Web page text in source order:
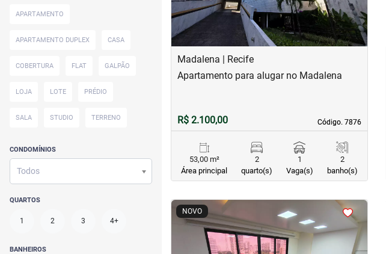
APARTAMENTO
APARTAMENTO DUPLEX CASA
COBERTURA FLAT GALPÃO
LOJA LOTE PRÉDIO
SALA STUDIO TERRENO
CONDOMÍNIOS
Todos
QUARTOS
1 2 3 4+
BANHEIROS
Madalena | Recife
Código. 7876
Código. 7876
Apartamento para alugar no Madalena
R$ 2.100,00
53,00 m²
Área principal
2
quarto(s)
1
Vaga(s)
2
banho(s)
NOVO
< <<<